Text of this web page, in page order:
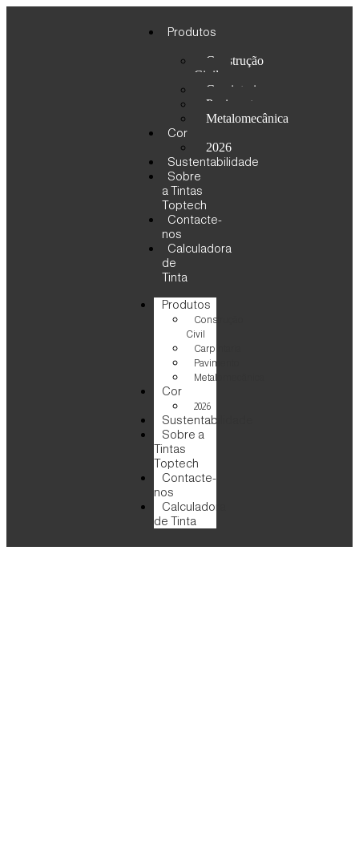
Produtos
Construção
Civil
Carpintaria
Pavimento
Metalomecânica
Cor
2026
Sustentabilidade
Sobre
a Tintas
Toptech
Contacte-
nos
Calculadora
de
Tinta
Produtos
Construção
Civil
Carpintaria
Pavimento
Metalomecânica
Cor
2026
Sustentabilidade
Sobre a
Tintas
Toptech
Contacte-
nos
Calculadora
de Tinta